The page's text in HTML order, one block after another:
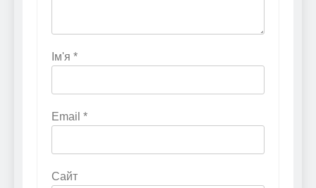
Ім'я *
Email *
Сайт